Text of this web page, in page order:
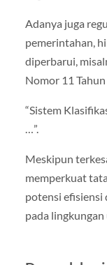
Adanya juga
pemerintahan,
diperbarui,
Nomor 11
“Sistem
…”.
Meskipun
memperkuat
potensi efisiensi
pada lingkungan